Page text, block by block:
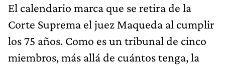
El calendario marca que se retira de la
Corte Suprema el juez Maqueda al cumplir
los 75 años. Como es un tribunal de cinco
miembros, más allá de cuántos tenga, la